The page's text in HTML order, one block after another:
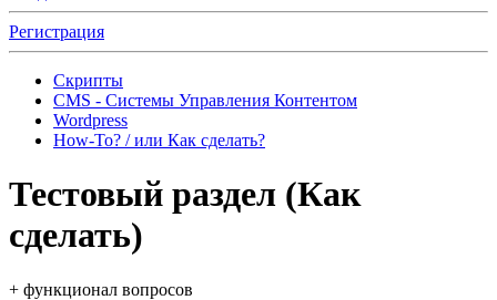
Регистрация
Скрипты
CMS - Системы Управления Контентом
Wordpress
How-To? / или Как сделать?
Тестовый раздел (Как
сделать)
+ функционал вопросов